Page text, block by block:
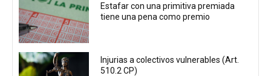
Estafar con una primitiva premiada
tiene una pena como premio
Injurias a colectivos vulnerables (Art.
510.2 CP)